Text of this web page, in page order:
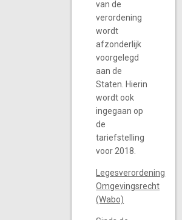
van de
verordening
wordt
afzonderlijk
voorgelegd
aan de
Staten. Hierin
wordt ook
ingegaan op
de
tariefstelling
voor 2018.
Legesverordening
Omgevingsrecht
(Wabo)